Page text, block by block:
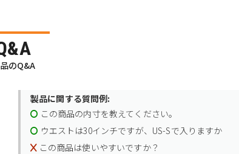
のQ&A
製品に関する質問例:
この商品の内寸を教えてください。
ウエストは30インチですが、US-Sで入りますか
この商品は使いやすいですか？